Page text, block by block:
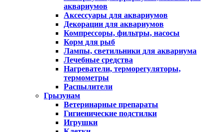
аквариумов
Аксессуары для аквариумов
Декорации для аквариумов
Компрессоры, фильтры, насосы
Корм для рыб
Лампы, светильники для аквариума
Лечебные средства
Нагреватели, терморегуляторы,
термометры
Распылители
Грызунам
Ветеринарные препараты
Гигиенические подстилки
Игрушки